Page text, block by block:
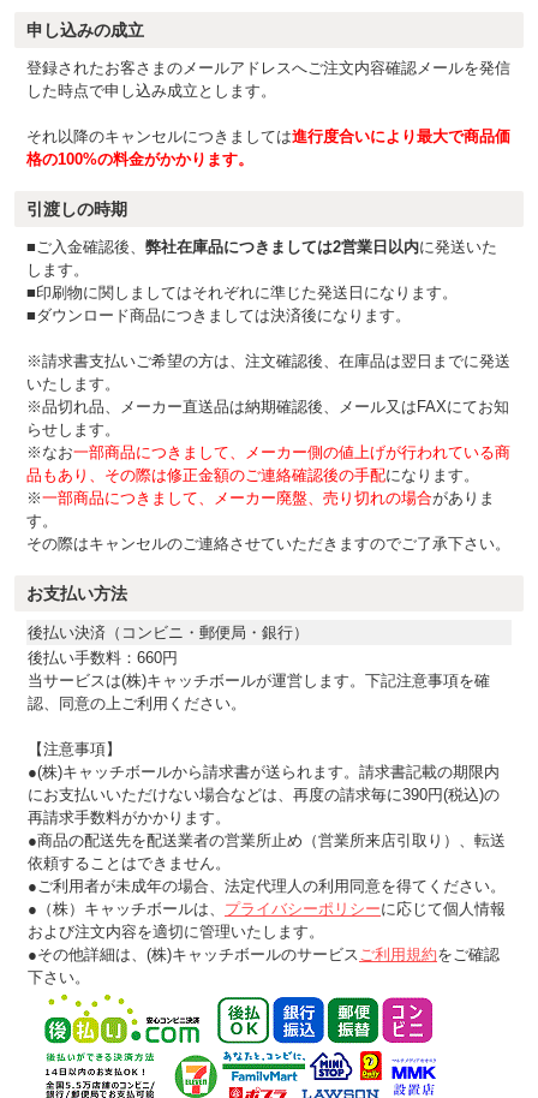
申し込みの成立
登録されたお客さまのメールアドレスへご注文内容確認メールを発信
した時点で申し込み成立とします。
それ以降のキャンセルにつきましては進行度合いにより最大で商品価
格の100%の料金がかかります。
引渡しの時期
■ご入金確認後、 弊社在庫品につきましては2営業日以内に発送いた
します。
■印刷物に関しましてはそれぞれに準じた発送日になります。
■ダウンロード商品につきましては決済後になります。
※請求書支払いご希望の方は、注文確認後、在庫品は翌日までに発送
いたします。
※品切れ品、メーカー直送品は納期確認後、メール又はFAXにてお知
らせします。
※なお一部商品につきまして、メーカー側の値上げが行われている商
品もあり、その際は修正金額のご連絡確認後の手配になります。
※一部商品につきまして、メーカー廃盤、売り切れの場合がありま
す。
その際はキャンセルのご連絡させていただきますのでご了承下さい。
お支払い方法
後払い決済（コンビニ・郵便局・銀行）
後払い手数料：660円
当サービスは(株)キャッチボールが運営します。下記注意事項を確
認、同意の上ご利用ください。
【注意事項】
●(株)キャッチボールから請求書が送られます。請求書記載の期限内
にお支払いいただけない場合などは、再度の請求毎に390円(税込)の
再請求手数料がかかります。
●商品の配送先を配送業者の営業所止め（営業所来店引取り）、転送
依頼することはできません。
●ご利用者が未成年の場合、法定代理人の利用同意を得てください。
●（株）キャッチボールは、 プライバシーポリシーに応じて個人情報
および注文内容を適切に管理いたします。
●その他詳細は、(株)キャッチボールのサービスご利用規約をご確認
下さい。